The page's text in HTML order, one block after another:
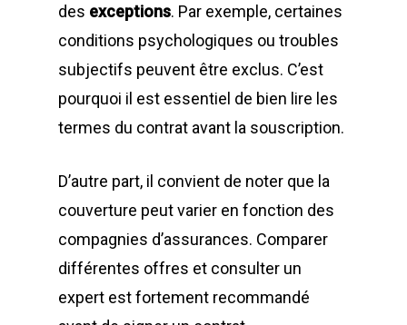
des exceptions. Par exemple, certaines
conditions psychologiques ou troubles
subjectifs peuvent être exclus. C’est
pourquoi il est essentiel de bien lire les
termes du contrat avant la souscription.
D’autre part, il convient de noter que la
couverture peut varier en fonction des
compagnies d’assurances. Comparer
différentes offres et consulter un
expert est fortement recommandé